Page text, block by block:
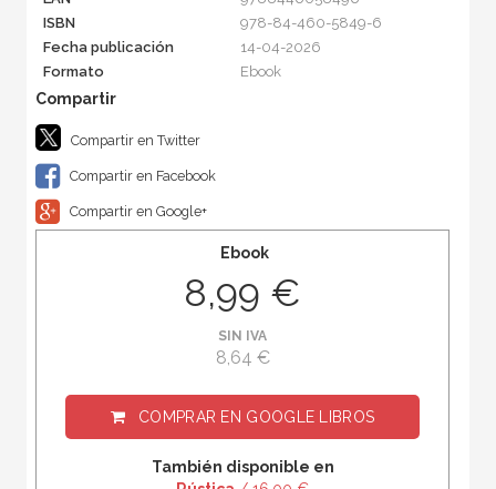
ISBN
978-84-460-5849-6
Fecha publicación
14-04-2026
Formato
Ebook
Compartir en Twitter
Compartir en Facebook
Compartir en Google+
Ebook
8,99 €
SIN IVA
8,64 €
COMPRAR EN GOOGLE LIBROS
También disponible en